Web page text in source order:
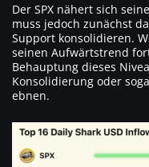
Der SPX nähert sich
muss jedoch zunächst
Support konsolidieren.
seinen Aufwärtstrend
Behauptung dieses
Konsolidierung oder
ebnen.